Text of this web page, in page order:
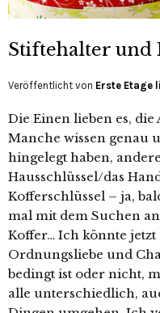
Stiftehalter und
Veröffentlicht von Erste Etage
Die Einen lieben es,
Manche wissen genau
hingelegt haben,
Hausschlüssel/das
Kofferschlüssel – ja,
mal mit dem Suchen
Koffer… Ich könnte
Ordnungsliebe und
bedingt ist oder nicht,
alle unterschiedlich,